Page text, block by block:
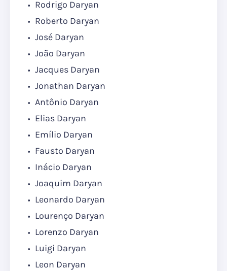
Rodrigo Daryan
Roberto Daryan
José Daryan
João Daryan
Jacques Daryan
Jonathan Daryan
Antônio Daryan
Elias Daryan
Emílio Daryan
Fausto Daryan
Inácio Daryan
Joaquim Daryan
Leonardo Daryan
Lourenço Daryan
Lorenzo Daryan
Luigi Daryan
Leon Daryan